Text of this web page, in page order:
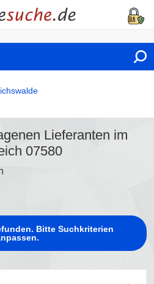
Lieferanten im
07580
Bitte Suchkriterien